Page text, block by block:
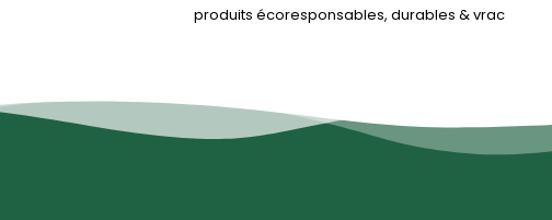
produits écoresponsables, durables & vrac